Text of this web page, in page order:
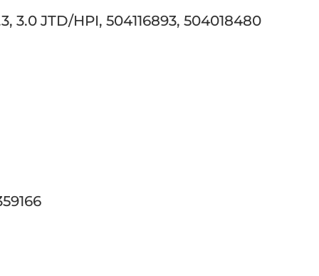
3.0 JTD/HPI, 504116893, 504018480